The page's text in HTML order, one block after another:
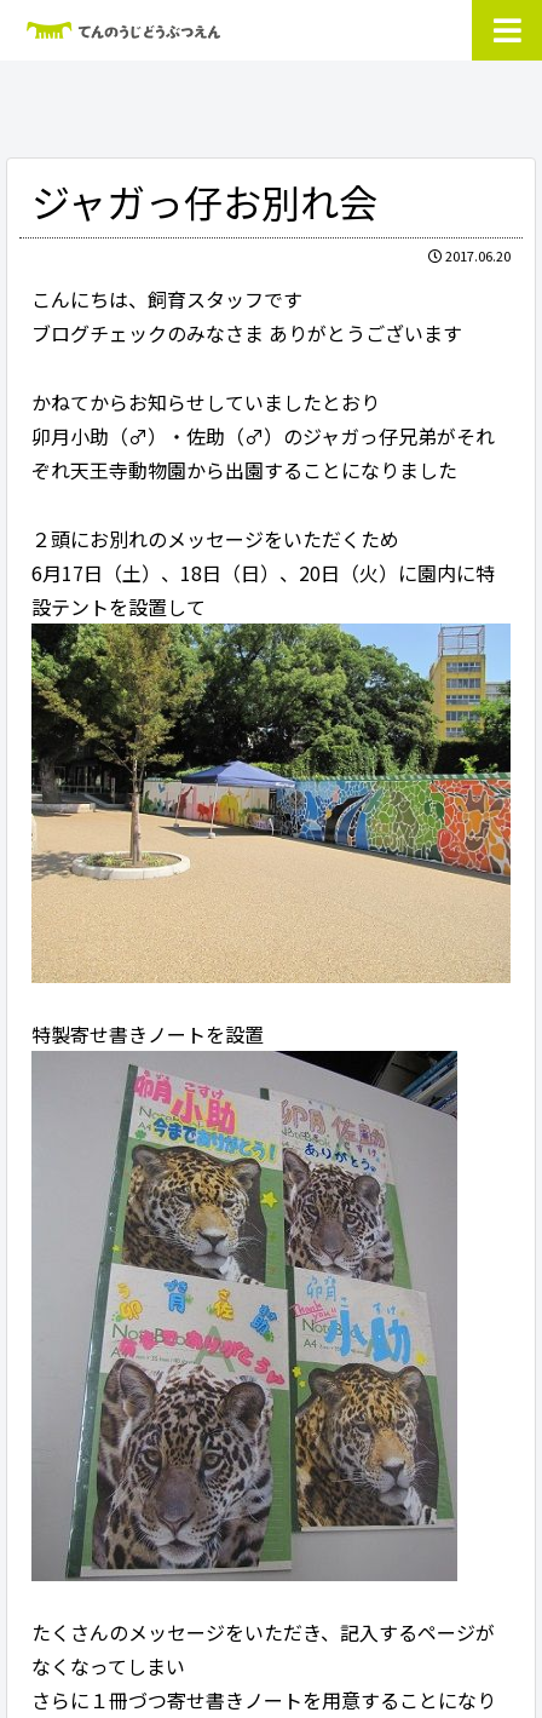
ジャガっ仔お別れ会
2017.06.20
こんにちは、飼育スタッフです
ブログチェックのみなさま ありがとうございます
かねてからお知らせしていましたとおり
卯月小助（♂）・佐助（♂）のジャガっ仔兄弟がそれ
ぞれ天王寺動物園から出園することになりました
２頭にお別れのメッセージをいただくため
6月17日（土）、18日（日）、20日（火）に園内に特
設テントを設置して
特製寄せ書きノートを設置
たくさんのメッセージをいただき、記入するページが
なくなってしまい
さらに１冊づつ寄せ書きノートを用意することになり